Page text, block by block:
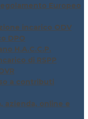
Europeo
incarico ODV
DPO
H.A.C.C.P.
di RSPP
a contributi
azienda, online e